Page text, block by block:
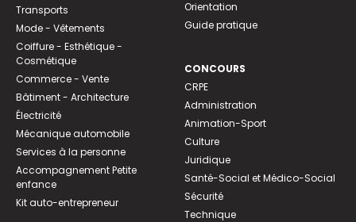
Transports
Mode - Vêtements
Coiffure - Esthétique -
Cosmétique
Commerce - Vente
Bâtiment - Architecture
Électricité
Mécanique automobile
Services à la personne
Accompagnement Petite
enfance
Kit auto-entrepreneur
Orientation
Guide pratique
CONCOURS
CRPE
Administration
Animation-Sport
Culture
Juridique
Santé-Social et Médico-Social
Sécurité
Technique